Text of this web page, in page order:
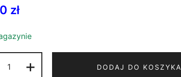
zł
LINKA+ DODAJ DO KOSZYKA